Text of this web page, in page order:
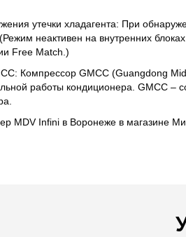
утечки хладагента: При
неактивен на внутренних
Free Match.)
Компрессор GMCC (Guangdong
работы кондиционера. GMCC –
MDV Infini в Воронеже в магазине